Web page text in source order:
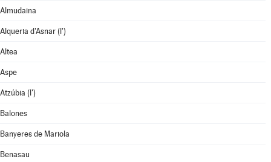
Almudaina
Alqueria d'Asnar (l')
Altea
Aspe
Atzúbia (l')
Balones
Banyeres de Mariola
Benasau